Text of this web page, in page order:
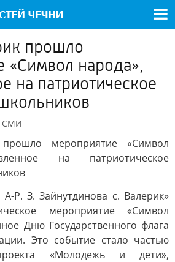
прошло
«Символ народа»,
на патриотическое
СМИ
мероприятие «Символ
на патриотическое
З. Зайнутдинова с. Валерик»
мероприятие «Символ
Дню Государственного флага
Это событие стало частью
«Молодежь и дети»,